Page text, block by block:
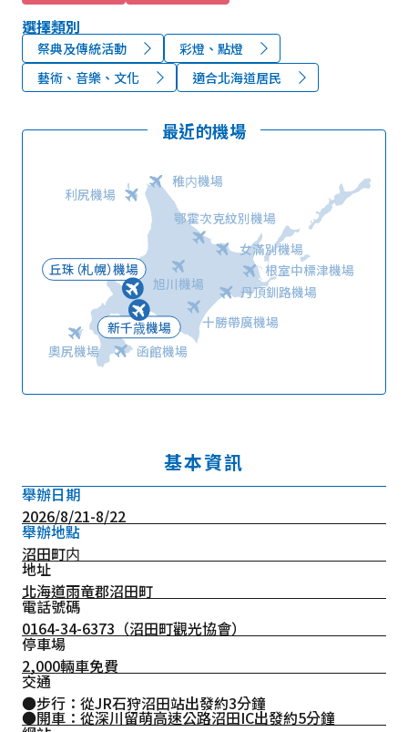
選擇類別
祭典及傳統活動
彩燈、點燈
藝術、音樂、文化
適合北海道居民
最近的機場
新千歳機場
丘珠（札幌）機場
函館機場
奧尻機場
旭川機場
稚内機場
利尻機場
鄂霍次克紋別機場
女滿別機場
根室中標津機場
丹頂釧路機場
十勝帶廣機場
基本資訊
舉辦日期
2026/8/21-8/22
舉辦地點
沼田町内
地址
北海道雨竜郡沼田町
電話號碼
0164-34-6373 （沼田町觀光協會）
停車場
2,000輛車免費
交通
●步行：從JR石狩沼田站出發約3分鐘
●開車：從深川留萌高速公路沼田IC出發約5分鐘